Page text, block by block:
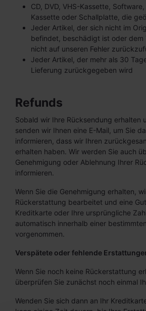
CD, DVD, VHS-Kassette, Software,
Kassette oder Schallplatte, die
Jeder Artikel, der sich nicht im
befindet, beschädigt ist oder dem
nicht auf unseren Fehler
Jeder Artikel, der mehr als 30
Lieferung zurückgegeben wird
Refunds
Sobald wir Ihre Rücksendung erhalten
senden wir Ihnen eine E-Mail, um Sie
informieren, dass wir Ihren
erhalten haben. Wir werden Sie auch
Genehmigung oder Ablehnung Ihrer
informieren.
Wenn Sie die Genehmigung erhalten,
Rückerstattung bearbeitet und eine
Kreditkarte oder Ihre ursprüngliche
automatisch innerhalb einer
vorgenommen.
Verspätete oder fehlende
Wenn Sie noch keine Rückerstattung
überprüfen Sie zunächst noch einmal
Wenden Sie sich dann an Ihr